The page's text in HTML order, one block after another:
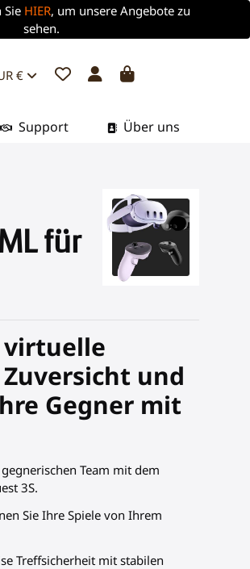
HIER, um unsere Angebote zu
sehen.
€
Über uns
Support
für
virtuelle
und
Gegner mit
Team mit dem
3S.
Sie Ihre Spiele von Ihrem
Treffsicherheit mit stabilen